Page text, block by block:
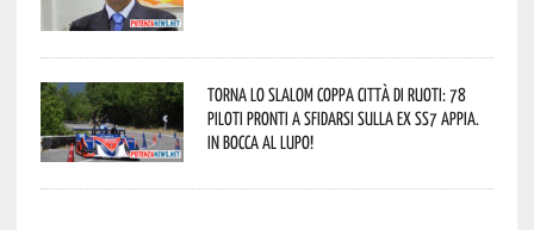
Torna lo Slalom Coppa Città di Ruoti: 78
piloti pronti a sfidarsi sulla ex SS7 Appia.
In bocca al lupo!